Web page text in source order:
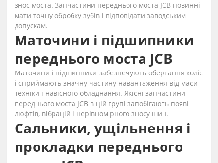
знос моста. Запчастини переднього моста JCB повинні
мати точну обробку зубів і відповідати заводським
допускам.
Маточини і підшипники
переднього моста JCB
Маточини і підшипники забезпечують обертання коліс
і сприймають значну частину навантаження від маси
техніки і навісного обладнання. Якісні запчастини
переднього моста JCB в цій групі запобігають появі
люфтів, вібрацій і нерівномірного зносу шин.
Сальники, ущільнення і
прокладки переднього